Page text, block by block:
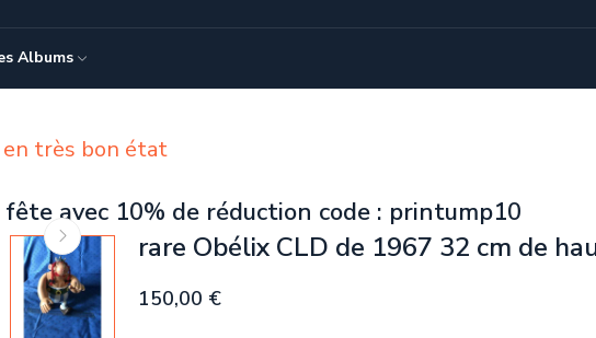
Albums
en très bon état
avec 10% de réduction code : printump10
rare Obélix CLD de 1967 32 cm de
150,00 €